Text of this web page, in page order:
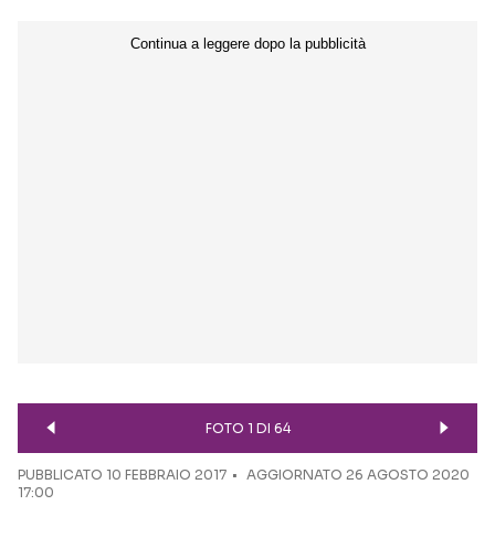
FOTO 1 DI 64
PUBBLICATO 10 FEBBRAIO 2017
AGGIORNATO 26 AGOSTO 2020
17:00